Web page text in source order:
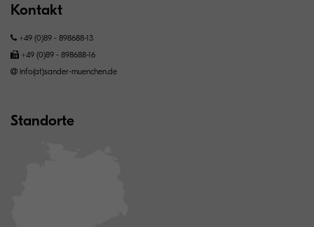
Kontakt
+49 (0)89 - 898688-13
+49 (0)89 - 898688-16
info(at)sander-muenchen.de
Standorte